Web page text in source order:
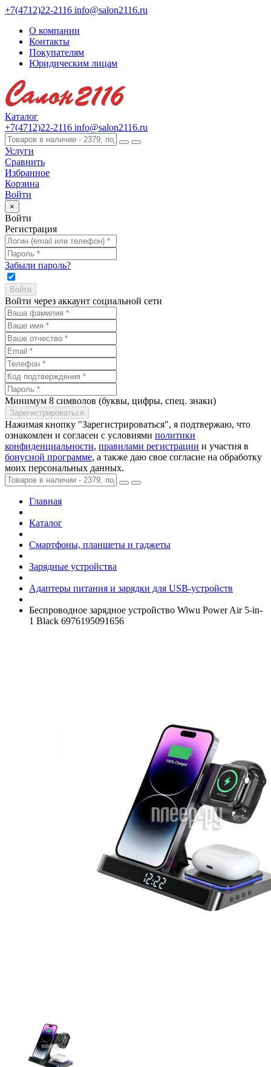
+7(4712)22-2116 info@salon2116.ru
О компании
Контакты
Покупателям
Юридическим лицам
Каталог
+7(4712)22-2116 info@salon2116.ru
Услуги
Сравнить
Избранное
Корзина
Войти
×
Войти
Регистрация
Забыли пароль?
Войти через аккаунт социальной сети
Минимум 8 символов (буквы, цифры, спец. знаки)
Нажимая кнопку "Зарегистрироваться", я подтвержаю, что
ознакомлен и согласен с условиями политики
конфиденциальности, правилами регистрации и участия в
бонусной программе, а также даю свое согласие на обработку
моих персональных данных.
Главная
Каталог
Смартфоны, планшеты и гаджеты
Зарядные устройства
Адаптеры питания и зарядки для USB-устройств
Беспроводное зарядное устройство Wiwu Power Air 5-in-
1 Black 6976195091656